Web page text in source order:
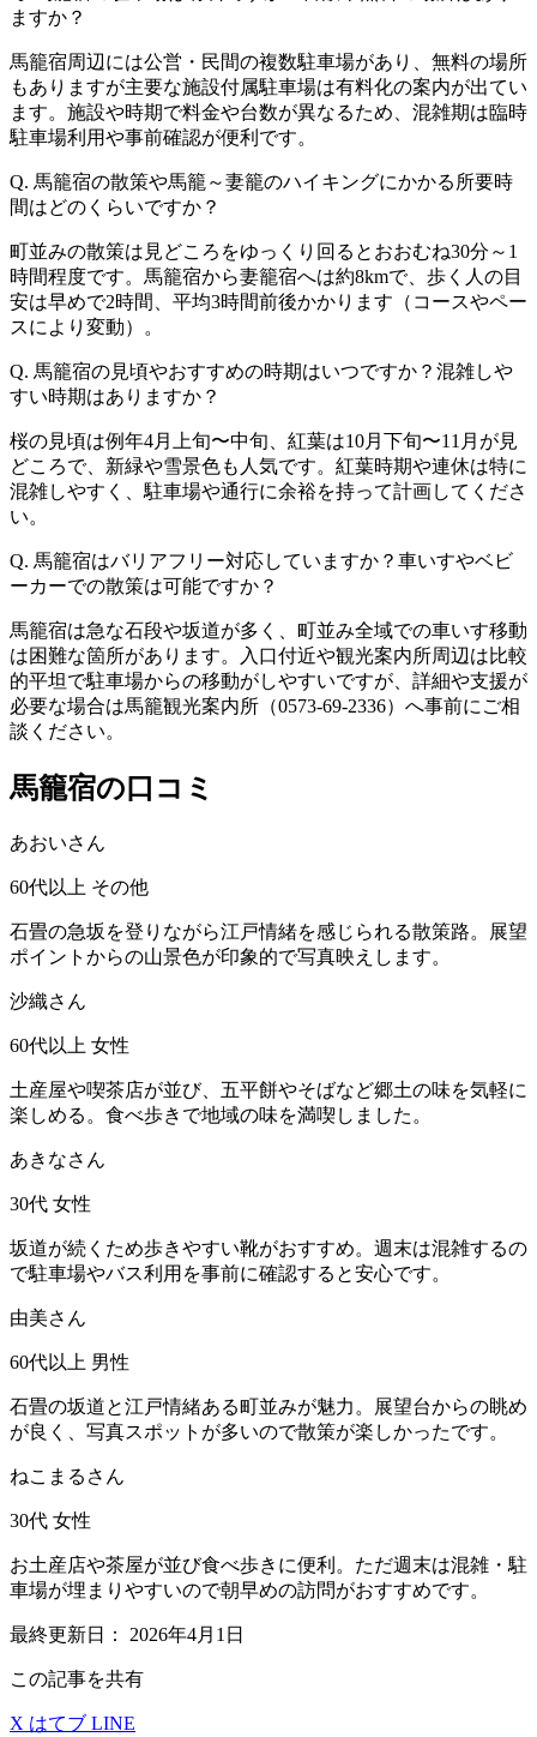
ますか？
馬籠宿周辺には公営・民間の複数駐車場があり、無料の場所
もありますが主要な施設付属駐車場は有料化の案内が出てい
ます。施設や時期で料金や台数が異なるため、混雑期は臨時
駐車場利用や事前確認が便利です。
Q. 馬籠宿の散策や馬籠～妻籠のハイキングにかかる所要時
間はどのくらいですか？
町並みの散策は見どころをゆっくり回るとおおむね30分～1
時間程度です。馬籠宿から妻籠宿へは約8kmで、歩く人の目
安は早めで2時間、平均3時間前後かかります（コースやペー
スにより変動）。
Q. 馬籠宿の見頃やおすすめの時期はいつですか？混雑しや
すい時期はありますか？
桜の見頃は例年4月上旬〜中旬、紅葉は10月下旬〜11月が見
どころで、新緑や雪景色も人気です。紅葉時期や連休は特に
混雑しやすく、駐車場や通行に余裕を持って計画してくださ
い。
Q. 馬籠宿はバリアフリー対応していますか？車いすやベビ
ーカーでの散策は可能ですか？
馬籠宿は急な石段や坂道が多く、町並み全域での車いす移動
は困難な箇所があります。入口付近や観光案内所周辺は比較
的平坦で駐車場からの移動がしやすいですが、詳細や支援が
必要な場合は馬籠観光案内所（0573-69-2336）へ事前にご相
談ください。
馬籠宿の口コミ
あおいさん
60代以上 その他
石畳の急坂を登りながら江戸情緒を感じられる散策路。展望
ポイントからの山景色が印象的で写真映えします。
沙織さん
60代以上 女性
土産屋や喫茶店が並び、五平餅やそばなど郷土の味を気軽に
楽しめる。食べ歩きで地域の味を満喫しました。
あきなさん
30代 女性
坂道が続くため歩きやすい靴がおすすめ。週末は混雑するの
で駐車場やバス利用を事前に確認すると安心です。
由美さん
60代以上 男性
石畳の坂道と江戸情緒ある町並みが魅力。展望台からの眺め
が良く、写真スポットが多いので散策が楽しかったです。
ねこまるさん
30代 女性
お土産店や茶屋が並び食べ歩きに便利。ただ週末は混雑・駐
車場が埋まりやすいので朝早めの訪問がおすすめです。
最終更新日： 2026年4月1日
この記事を共有
X はてブ LINE